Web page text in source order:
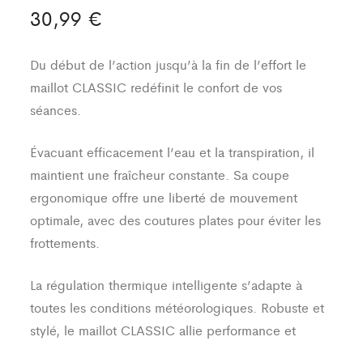
30,99 €
Du début de l’action jusqu’à la fin de l’effort le
maillot CLASSIC redéfinit le confort de vos
séances.
Évacuant efficacement l’eau et la transpiration, il
maintient une fraîcheur constante. Sa coupe
ergonomique offre une liberté de mouvement
optimale, avec des coutures plates pour éviter les
frottements.
La régulation thermique intelligente s’adapte à
toutes les conditions météorologiques. Robuste et
stylé, le maillot CLASSIC allie performance et